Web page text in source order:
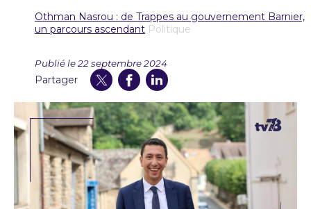
Othman Nasrou : de Trappes au gouvernement Barnier,
un parcours ascendant Politique
Publié le 22 septembre 2024
Partager